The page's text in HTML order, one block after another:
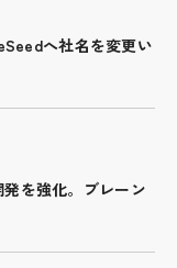
へ社名を変更い
を強化。ブレーン